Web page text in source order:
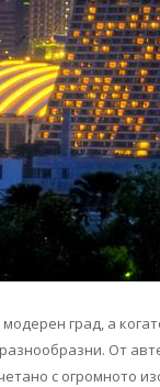
град, а
От
с огромното